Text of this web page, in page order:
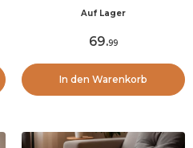
Auf Lager
69.99
In den Warenkorb